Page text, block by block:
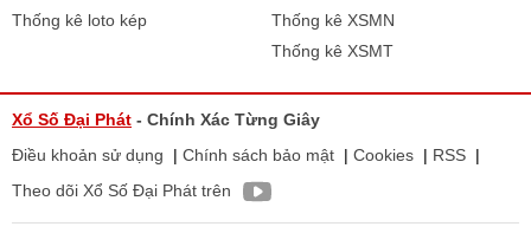
Thống kê loto kép
Thống kê XSMN
Thống kê XSMT
Xổ Số Đại Phát - Chính Xác Từng Giây
Điều khoản sử dụng
| Chính sách bảo mật | Cookies | RSS |
Theo dõi Xổ Số Đại Phát trên